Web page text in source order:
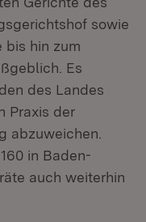
sowie
bis hin zum
Es
des Landes
Praxis der
abzuweichen.
in Baden-
auch weiterhin